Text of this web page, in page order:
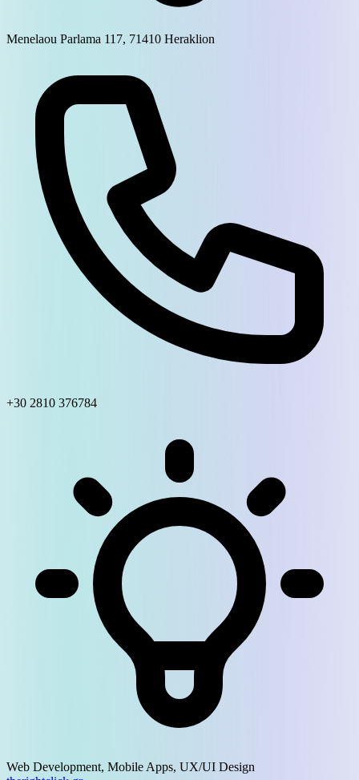
Menelaou Parlama 117, 71410 Heraklion
+30 2810 376784
Web Development, Mobile Apps, UX/UI Design